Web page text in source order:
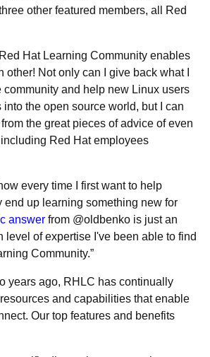
other featured members, all Red
Hat Learning Community enables
other! Not only can I give back what I
community and help new Linux users
into the open source world, but I can
the great pieces of advice of even
Red Hat employees
every time I first want to help
end up learning something new for
answer from @oldbenko is just an
level of expertise I've been able to find
Community.”
years ago, RHLC has continually
and capabilities that enable
Our top features and benefits